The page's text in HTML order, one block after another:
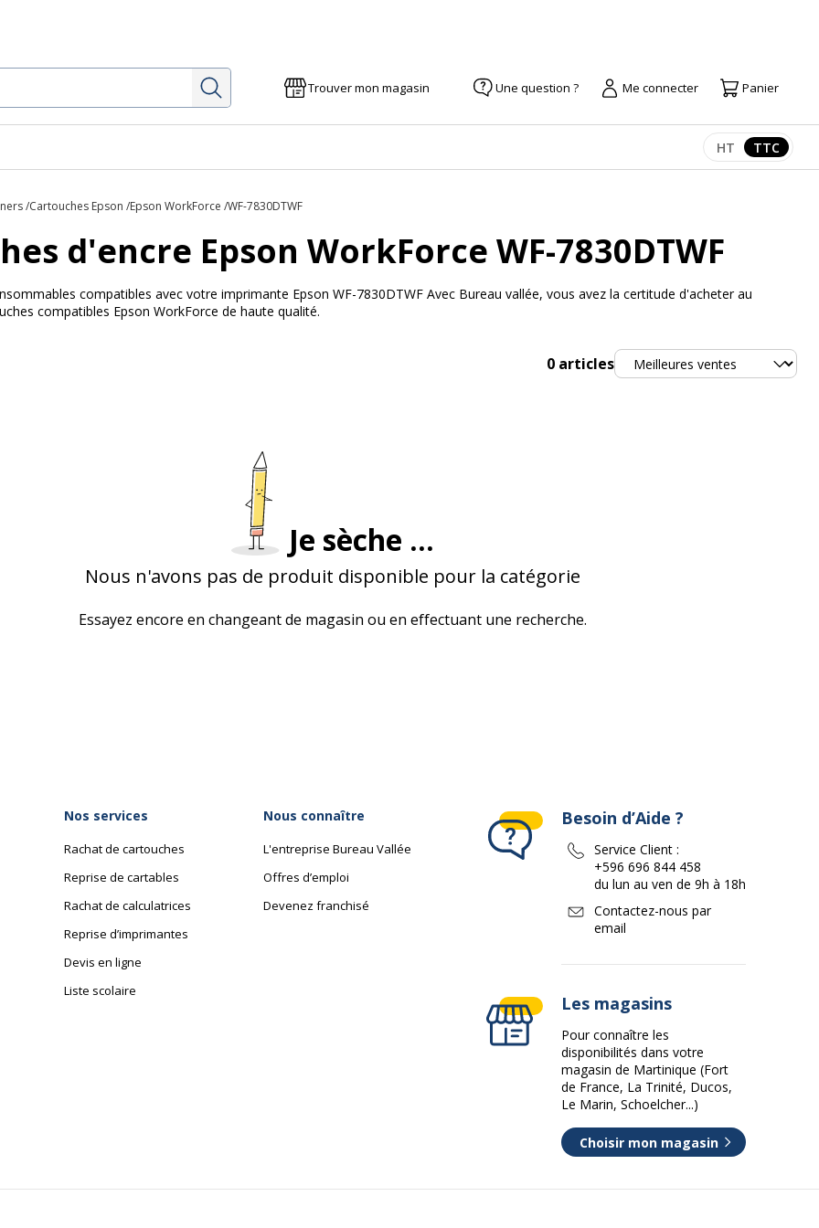
Rechercher Trouver mon magasin Une question ? Me connecter Panier
Afficher les
HT TTC
Cartouches Epson Epson WorkForce WF-7830DTWF
d'encre Epson WorkForce WF-7830DTWF
compatibles avec votre imprimante Epson WF-7830DTWF Avec Bureau vallée, vous avez la certitude d'acheter au
compatibles Epson WorkForce de haute qualité.
0 articlesTrier
Je sèche ...
Nous n'avons pas de produit disponible pour la catégorie
Essayez encore en changeant de magasin ou en effectuant une recherche.
Nos services
Rachat de cartouches
Reprise de cartables
Rachat de calculatrices
Reprise d’imprimantes
Devis en ligne
Liste scolaire
Nous connaître
L'entreprise Bureau Vallée
Offres d’emploi
Devenez franchisé
Besoin d’Aide ?
Service Client :
+596 696 844 458
du lun au ven de 9h à 18h
Contactez-nous par
email
Les magasins
Pour connaître les
disponibilités dans votre
magasin de Martinique (Fort
de France, La Trinité, Ducos,
Le Marin, Schoelcher...)
Choisir mon magasin